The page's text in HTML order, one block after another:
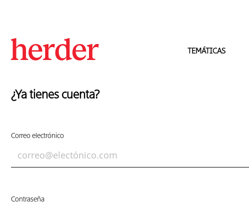
TEMÁTICAS
¿Ya tienes cuenta?
Correo electrónico
Contraseña